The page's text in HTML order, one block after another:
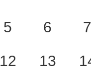
5 6 7
12 13